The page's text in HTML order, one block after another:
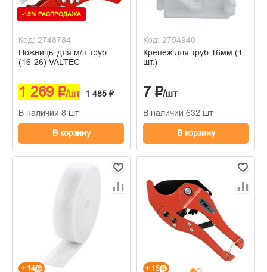
-15% РАСПРОДАЖА
Код: 2748784
Ножницы для м/п труб
(16-26) VALTEC
1 269 ₽/шт 1 485 ₽
В наличии 8 шт
В корзину
Код: 2754940
Крепеж для труб 16мм (1
шт.)
7 ₽/шт
В наличии 632 шт
В корзину
+ 14 + 15